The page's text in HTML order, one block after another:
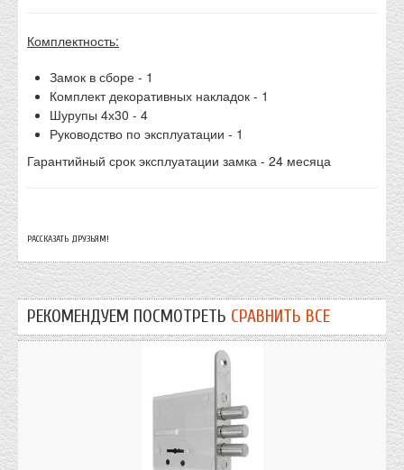
Комплектность:
Замок в сборе - 1
Комплект декоративных накладок - 1
Шурупы 4х30 - 4
Руководство по эксплуатации - 1
Гарантийный срок эксплуатации замка - 24 месяца
РАССКАЗАТЬ ДРУЗЬЯМ!
РЕКОМЕНДУЕМ ПОСМОТРЕТЬ СРАВНИТЬ ВСЕ